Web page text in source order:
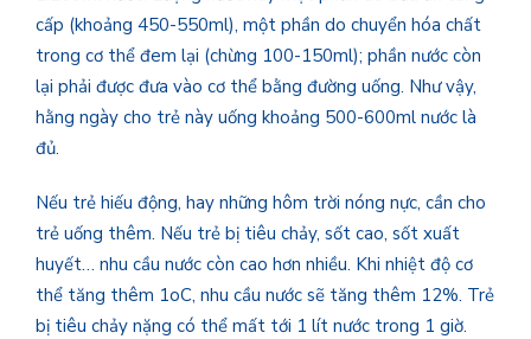
cấp (khoảng 450-550ml), một phần do chuyển hóa chất
trong cơ thể đem lại (chừng 100-150ml); phần nước còn
lại phải được đưa vào cơ thể bằng đường uống. Như vậy,
hằng ngày cho trẻ này uống khoảng 500-600ml nước là
đủ.
Nếu trẻ hiếu động, hay những hôm trời nóng nực, cần cho
trẻ uống thêm. Nếu trẻ bị tiêu chảy, sốt cao, sốt xuất
huyết… nhu cầu nước còn cao hơn nhiều. Khi nhiệt độ cơ
thể tăng thêm 1oC, nhu cầu nước sẽ tăng thêm 12%. Trẻ
bị tiêu chảy nặng có thể mất tới 1 lít nước trong 1 giờ.